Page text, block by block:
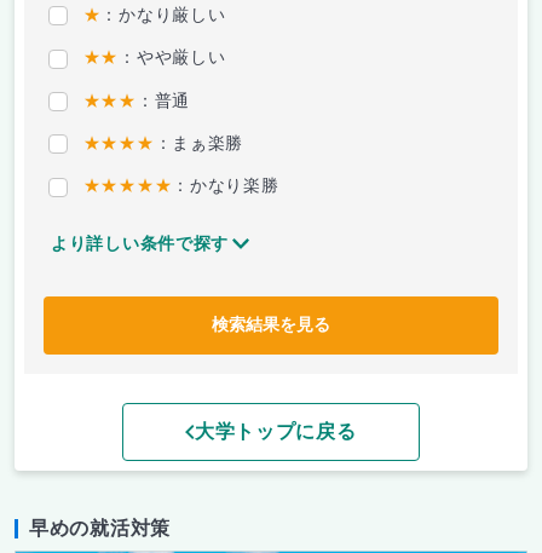
★ ：かなり厳しい
★★ ：やや厳しい
★★★ ：普通
★★★★ ：まぁ楽勝
★★★★★ ：かなり楽勝
より詳しい条件で探す
検索結果を見る
大学トップに戻る
早めの就活対策